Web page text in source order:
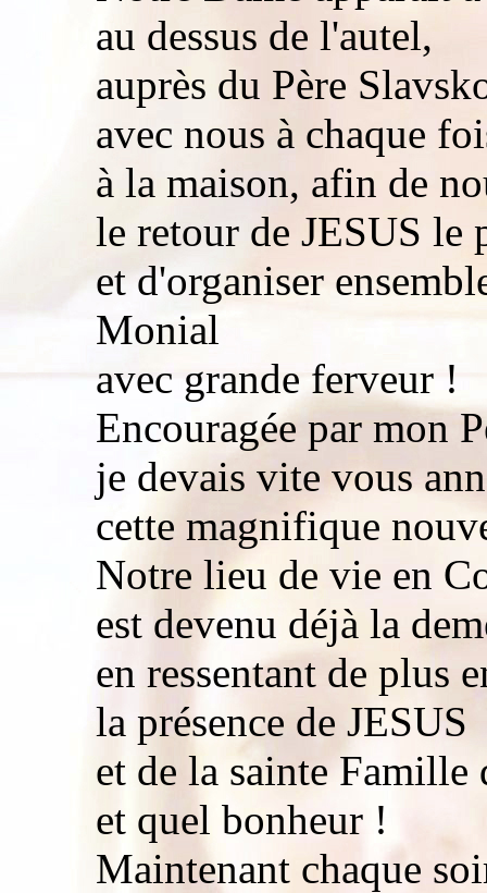
au dessus de l'autel,
auprès du Père
avec nous à chaque
à la maison, afin de
le retour de JESUS le
et d'organiser
Monial
avec grande ferveur !
Encouragée par mon
je devais vite vous
cette magnifique
Notre lieu de vie en
est devenu déjà la
en ressentant de plus
la présence de JESUS
et de la sainte Famille
et quel bonheur !
Maintenant chaque